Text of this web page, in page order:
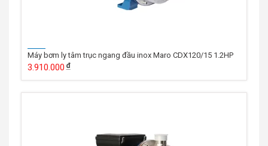
Máy bơm ly tâm trục ngang đầu inox Maro CDX120/15 1.2HP
3.910.000